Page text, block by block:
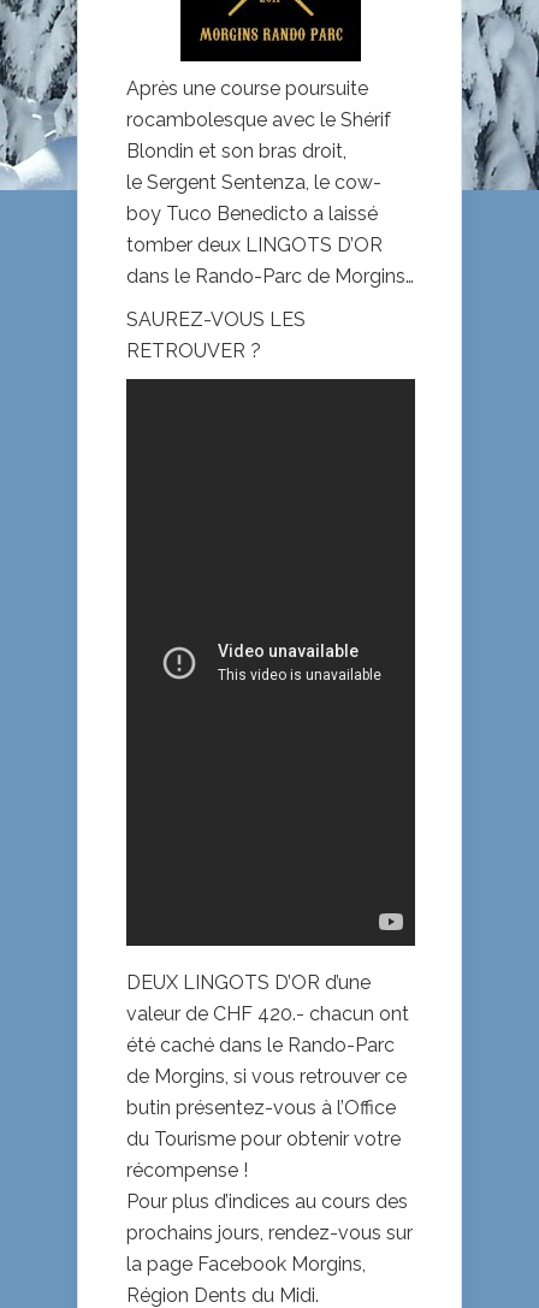
Après une course poursuite
rocambolesque avec le Shérif
Blondin et son bras droit,
le Sergent Sentenza, le cow-
boy Tuco Benedicto a laissé
tomber deux LINGOTS D’OR
dans le Rando-Parc de Morgins…
SAUREZ-VOUS LES
RETROUVER ?
DEUX LINGOTS D’OR d’une
valeur de CHF 420.- chacun ont
été caché dans le Rando-Parc
de Morgins, si vous retrouver ce
butin présentez-vous à l’Office
du Tourisme pour obtenir votre
récompense !
Pour plus d’indices au cours des
prochains jours, rendez-vous sur
la page Facebook Morgins,
Région Dents du Midi.